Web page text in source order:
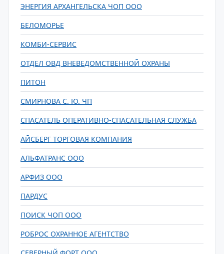
ЭНЕРГИЯ АРХАНГЕЛЬСКА ЧОП ООО
БЕЛОМОРЬЕ
КОМБИ-СЕРВИС
ОТДЕЛ ОВД ВНЕВЕДОМСТВЕННОЙ ОХРАНЫ
ПИТОН
СМИРНОВА С. Ю. ЧП
СПАСАТЕЛЬ ОПЕРАТИВНО-СПАСАТЕЛЬНАЯ СЛУЖБА
АЙСБЕРГ ТОРГОВАЯ КОМПАНИЯ
АЛЬФАТРАНС ООО
АРФИЗ ООО
ПАРДУС
ПОИСК ЧОП ООО
РОБРОС ОХРАННОЕ АГЕНТСТВО